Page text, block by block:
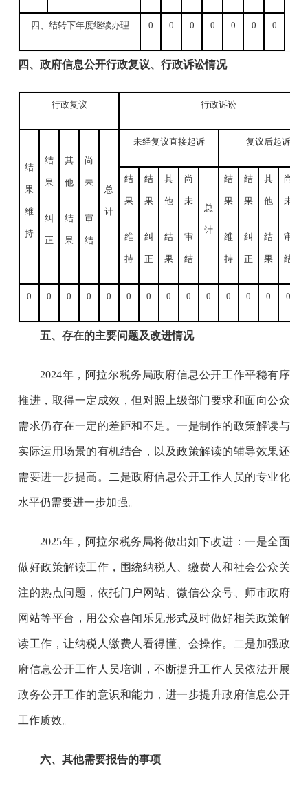
四、结转下年度继续办理 0 0 0 0 0 0 0
四、政府信息公开行政复议、行政诉讼情况
行政复议 行政诉讼
结
果
维
持
结
果
纠
正
其
他
结
果
尚
未
审
结
总
计
未经复议直接起诉 复议后起诉
结
果
维
持
结
果
纠
正
其
他
结
果
尚
未
审
结
总
计
结
果
维
持
结
果
纠
正
其
他
结
果
尚
未
审
结
0 0 0 0 0 0 0 0 0 0 0 0 0 0
五、存在的主要问题及改进情况
2024年，阿拉尔税务局政府信息公开工作平稳有序
推进，取得一定成效，但对照上级部门要求和面向公众
需求仍存在一定的差距和不足。一是制作的政策解读与
实际运用场景的有机结合，以及政策解读的辅导效果还
需要进一步提高。二是政府信息公开工作人员的专业化
水平仍需要进一步加强。
2025年，阿拉尔税务局将做出如下改进：一是全面
做好政策解读工作，围绕纳税人、缴费人和社会公众关
注的热点问题，依托门户网站、微信公众号、师市政府
网站等平台，用公众喜闻乐见形式及时做好相关政策解
读工作，让纳税人缴费人看得懂、会操作。二是加强政
府信息公开工作人员培训，不断提升工作人员依法开展
政务公开工作的意识和能力，进一步提升政府信息公开
工作质效。
六、其他需要报告的事项